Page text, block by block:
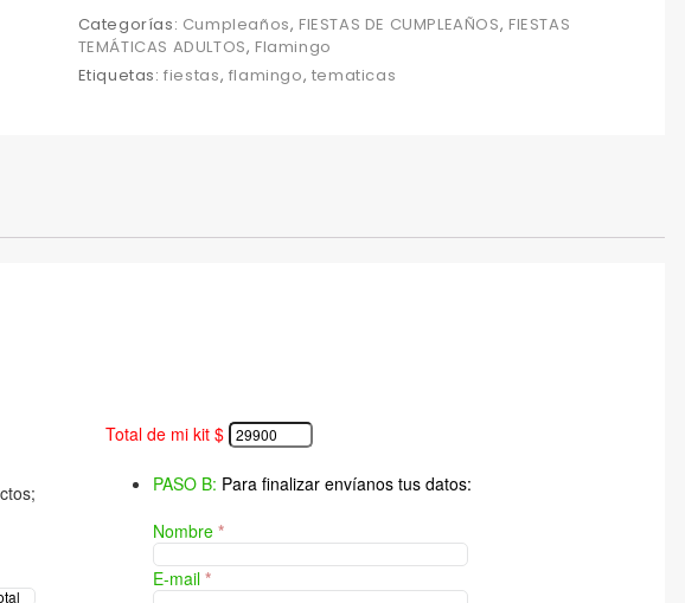
Categorías: Cumpleaños, FIESTAS DE CUMPLEAÑOS, FIESTAS
TEMÁTICAS ADULTOS, Flamingo
Etiquetas:fiestas, flamingo, tematicas